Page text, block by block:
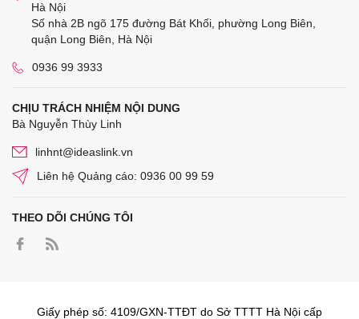
Hà Nội
Số nhà 2B ngõ 175 đường Bát Khối, phường Long Biên,
quận Long Biên, Hà Nội
0936 99 3933
CHỊU TRÁCH NHIỆM NỘI DUNG
Bà Nguyễn Thùy Linh
linhnt@ideaslink.vn
Liên hệ Quảng cáo: 0936 00 99 59
THEO DÕI CHÚNG TÔI
Giấy phép số: 4109/GXN-TTĐT do Sở TTTT Hà Nội cấp